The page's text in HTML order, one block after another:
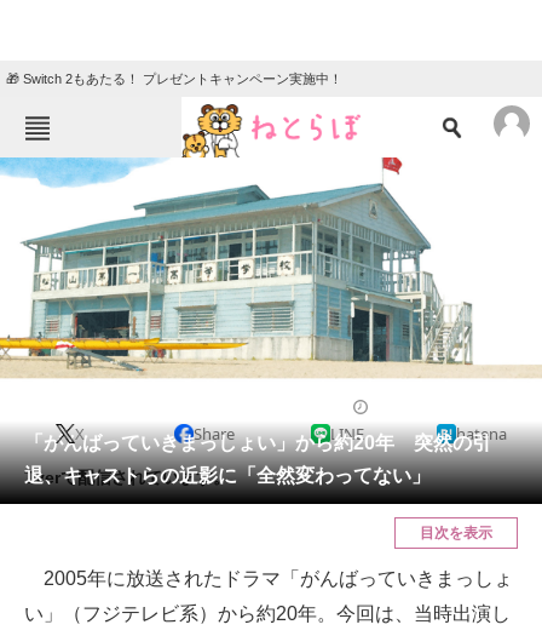
🎁 Switch 2もあたる！ プレゼントキャンペーン実施中！
ねとらぼメニュー
ニュース
エンタメ クイズ
グルメ 地域
住まい 教育・育児
会員記事
メディア
ITの今と未来を見通す
「がんばっていきまっしょい」から約20年 突然の引
退、キャストらの近影に「全然変わってない」
X Share LINE hatena
Tverで配信されています。
目次を表示
2005年に放送されたドラマ「がんばっていきまっしょ
い」（フジテレビ系）から約20年。今回は、当時出演し